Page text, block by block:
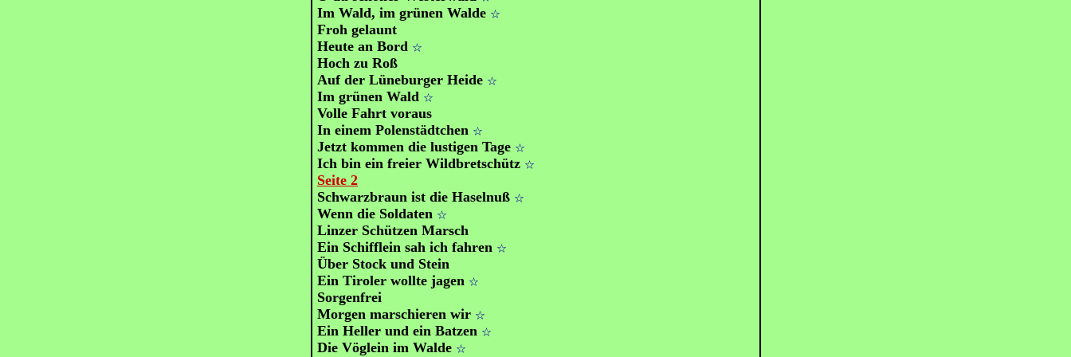
Im Wald, im grünen Walde ☆
Froh gelaunt
Heute an Bord ☆
Hoch zu Roß
Auf der Lüneburger Heide ☆
Im grünen Wald ☆
Volle Fahrt voraus
In einem Polenstädtchen ☆
Jetzt kommen die lustigen Tage ☆
Ich bin ein freier Wildbretschütz ☆
Seite 2
Schwarzbraun ist die Haselnuß ☆
Wenn die Soldaten ☆
Linzer Schützen Marsch
Ein Schifflein sah ich fahren ☆
Über Stock und Stein
Ein Tiroler wollte jagen ☆
Sorgenfrei
Morgen marschieren wir ☆
Ein Heller und ein Batzen ☆
Die Vöglein im Walde ☆